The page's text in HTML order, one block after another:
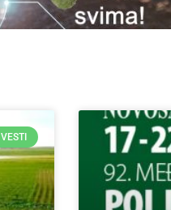
VESTI